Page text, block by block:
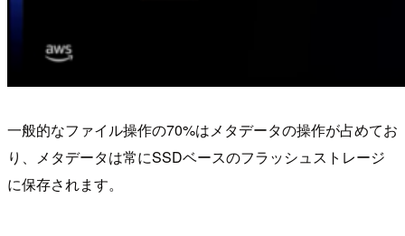
一般的なファイル操作の70%はメタデータの操作が占めてお
り、メタデータは常にSSDベースのフラッシュストレージ
に保存されます。